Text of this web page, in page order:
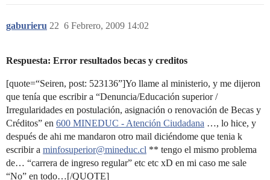
gaburieru 6 Febrero, 2009 14:02
22
Respuesta: Error resultados becas y creditos
[quote=“Seiren, post: 523136”]Yo llame al ministerio, y me dijeron
que tenía que escribir a “Denuncia/Educación superior /
Irregularidades en postulación, asignación o renovación de Becas y
Créditos‏” en 600 MINEDUC - Atención Ciudadana …, lo hice, y
después de ahi me mandaron otro mail diciéndome que tenia k
escribir a minfosuperior@mineduc.cl ** tengo el mismo problema
de… “carrera de ingreso regular” etc etc xD en mi caso me sale
“No” en todo…[/QUOTE]